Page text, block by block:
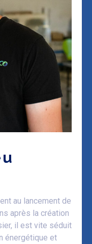
au lancement de
après la création
il est vite séduit
énergétique et